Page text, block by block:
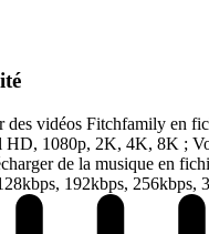
des vidéos Fitchfamily en
HD, 1080p, 2K, 4K, 8K ;
de la musique en
192kbps, 256kbps,